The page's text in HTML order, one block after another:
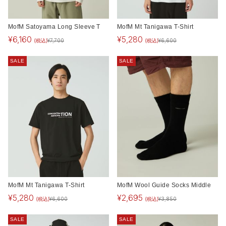
MofM Satoyama Long Sleeve T
¥6,160 (税込)¥7,700
MofM Mt Tanigawa T-Shirt
¥5,280 (税込)¥6,600
SALE
MofM Mt Tanigawa T-Shirt
¥5,280 (税込)¥6,600
SALE
MofM Wool Guide Socks Middle
¥2,695 (税込)¥3,850
SALE SALE